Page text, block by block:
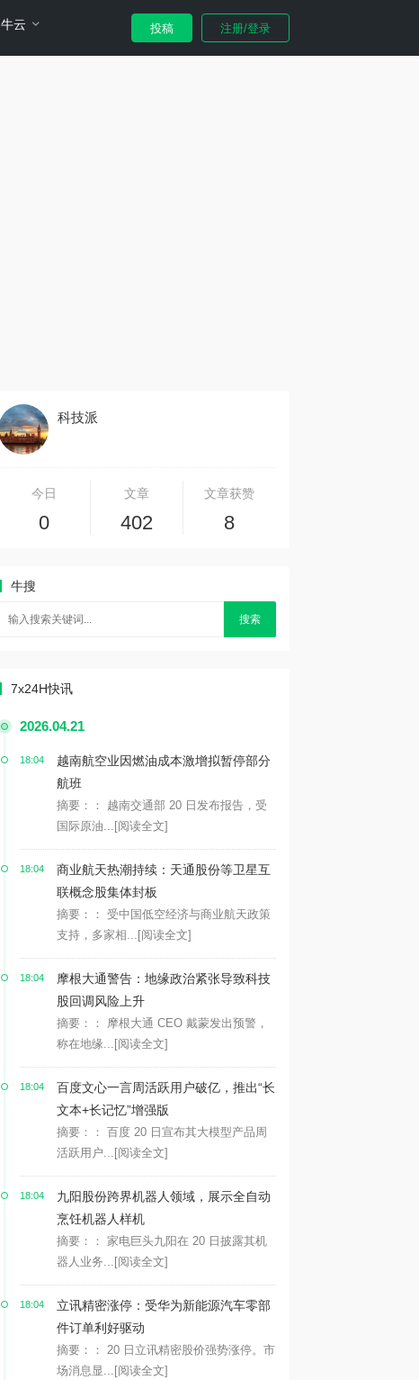
牛云 投稿 注册/登录
科技派
今日
0
文章
402
文章获赞
8
牛搜
搜索
7x24H快讯
2026.04.21
18:04
越南航空业因燃油成本激增拟暂停部分
航班
摘要：： 越南交通部 20 日发布报告，受
国际原油... [阅读全文]
18:04
商业航天热潮持续：天通股份等卫星互
联概念股集体封板
摘要：： 受中国低空经济与商业航天政策
支持，多家相... [阅读全文]
18:04
摩根大通警告：地缘政治紧张导致科技
股回调风险上升
摘要：： 摩根大通 CEO 戴蒙发出预警，
称在地缘... [阅读全文]
18:04
百度文心一言周活跃用户破亿，推出“长
文本+长记忆”增强版
摘要：： 百度 20 日宣布其大模型产品周
活跃用户... [阅读全文]
18:04
九阳股份跨界机器人领域，展示全自动
烹饪机器人样机
摘要：： 家电巨头九阳在 20 日披露其机
器人业务... [阅读全文]
18:04
立讯精密涨停：受华为新能源汽车零部
件订单利好驱动
摘要：： 20 日立讯精密股价强势涨停。市
场消息显... [阅读全文]